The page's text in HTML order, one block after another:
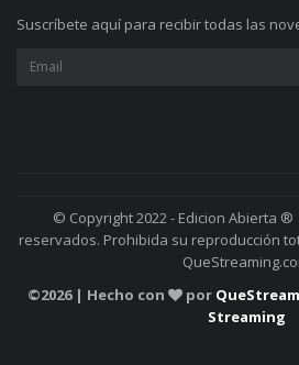
Suscríbete aquí para recibir todas las
© Copyright 2022 - Edicion Abierta
reservados. Prohibida su reproducción
©2026 | Hecho con por
Streaming